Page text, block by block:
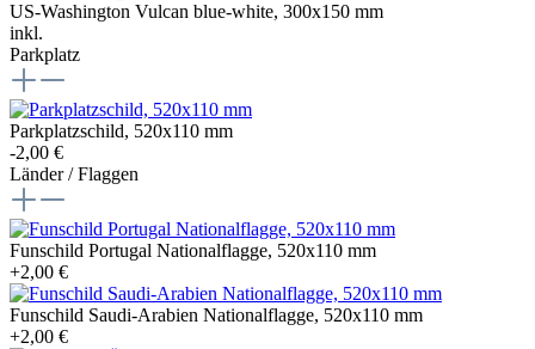
US-Washington Vulcan blue-white, 300x150 mm
inkl.
Parkplatz
Parkplatzschild, 520x110 mm
-2,00 €
Länder / Flaggen
Funschild Portugal Nationalflagge, 520x110 mm
+2,00 €
Funschild Saudi-Arabien Nationalflagge, 520x110 mm
+2,00 €